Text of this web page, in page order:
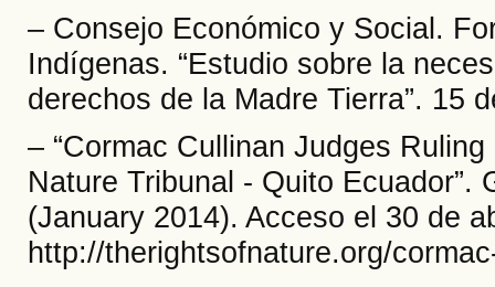
– Consejo Económico y Social.
Indígenas. “Estudio sobre la
derechos de la Madre Tierra”. 15
– “Cormac Cullinan Judges
Nature Tribunal - Quito
(January 2014). Acceso el 30 de
http://therightsofnature.org/